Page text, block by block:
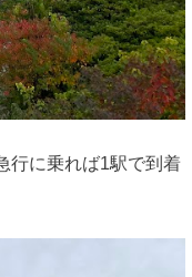
行に乗れば1駅で到着